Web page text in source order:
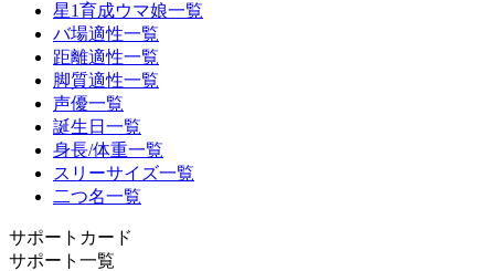
星1育成ウマ娘一覧
バ場適性一覧
距離適性一覧
脚質適性一覧
声優一覧
誕生日一覧
身長/体重一覧
スリーサイズ一覧
二つ名一覧
サポートカード
サポート一覧